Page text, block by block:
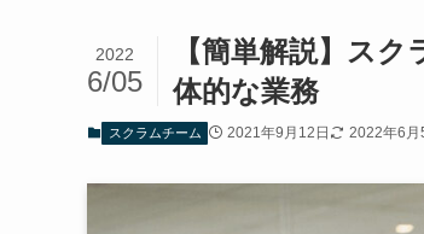
【簡単解説】ス
体的な業務
2022
6/05
スクラムチーム 2021年9月12日 2022年6月